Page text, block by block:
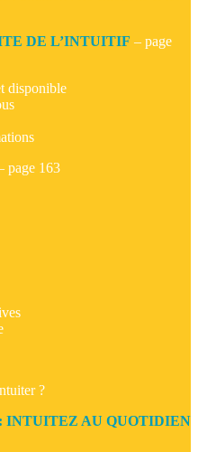
DE L’INTUITIF – page
disponible
page 163
?
INTUITEZ AU QUOTIDIEN